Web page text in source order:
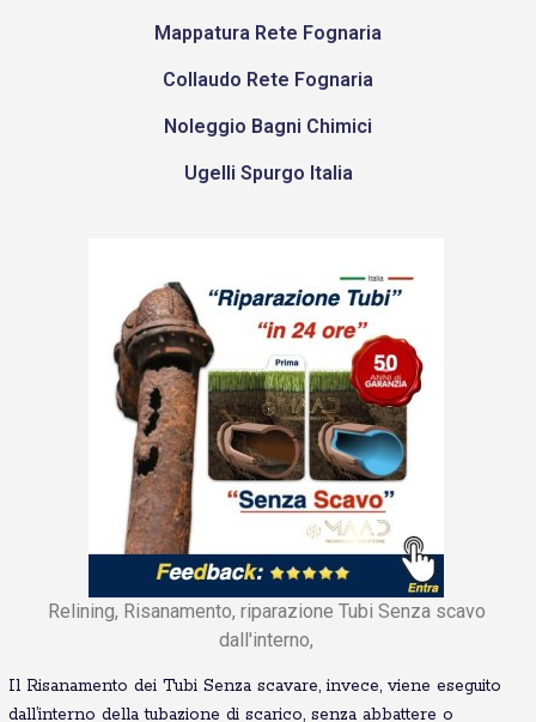
Mappatura Rete Fognaria
Collaudo Rete Fognaria
Noleggio Bagni Chimici
Ugelli Spurgo Italia
Relining, Risanamento, riparazione Tubi Senza scavo
dall'interno,
Il Risanamento dei Tubi Senza scavare, invece, viene eseguito
dall’interno della tubazione di scarico, senza abbattere o